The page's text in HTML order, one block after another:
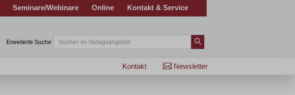
Seminare/Webinare Online Kontakt & Service
Erweiterte Suche
Newsletter
Kontakt